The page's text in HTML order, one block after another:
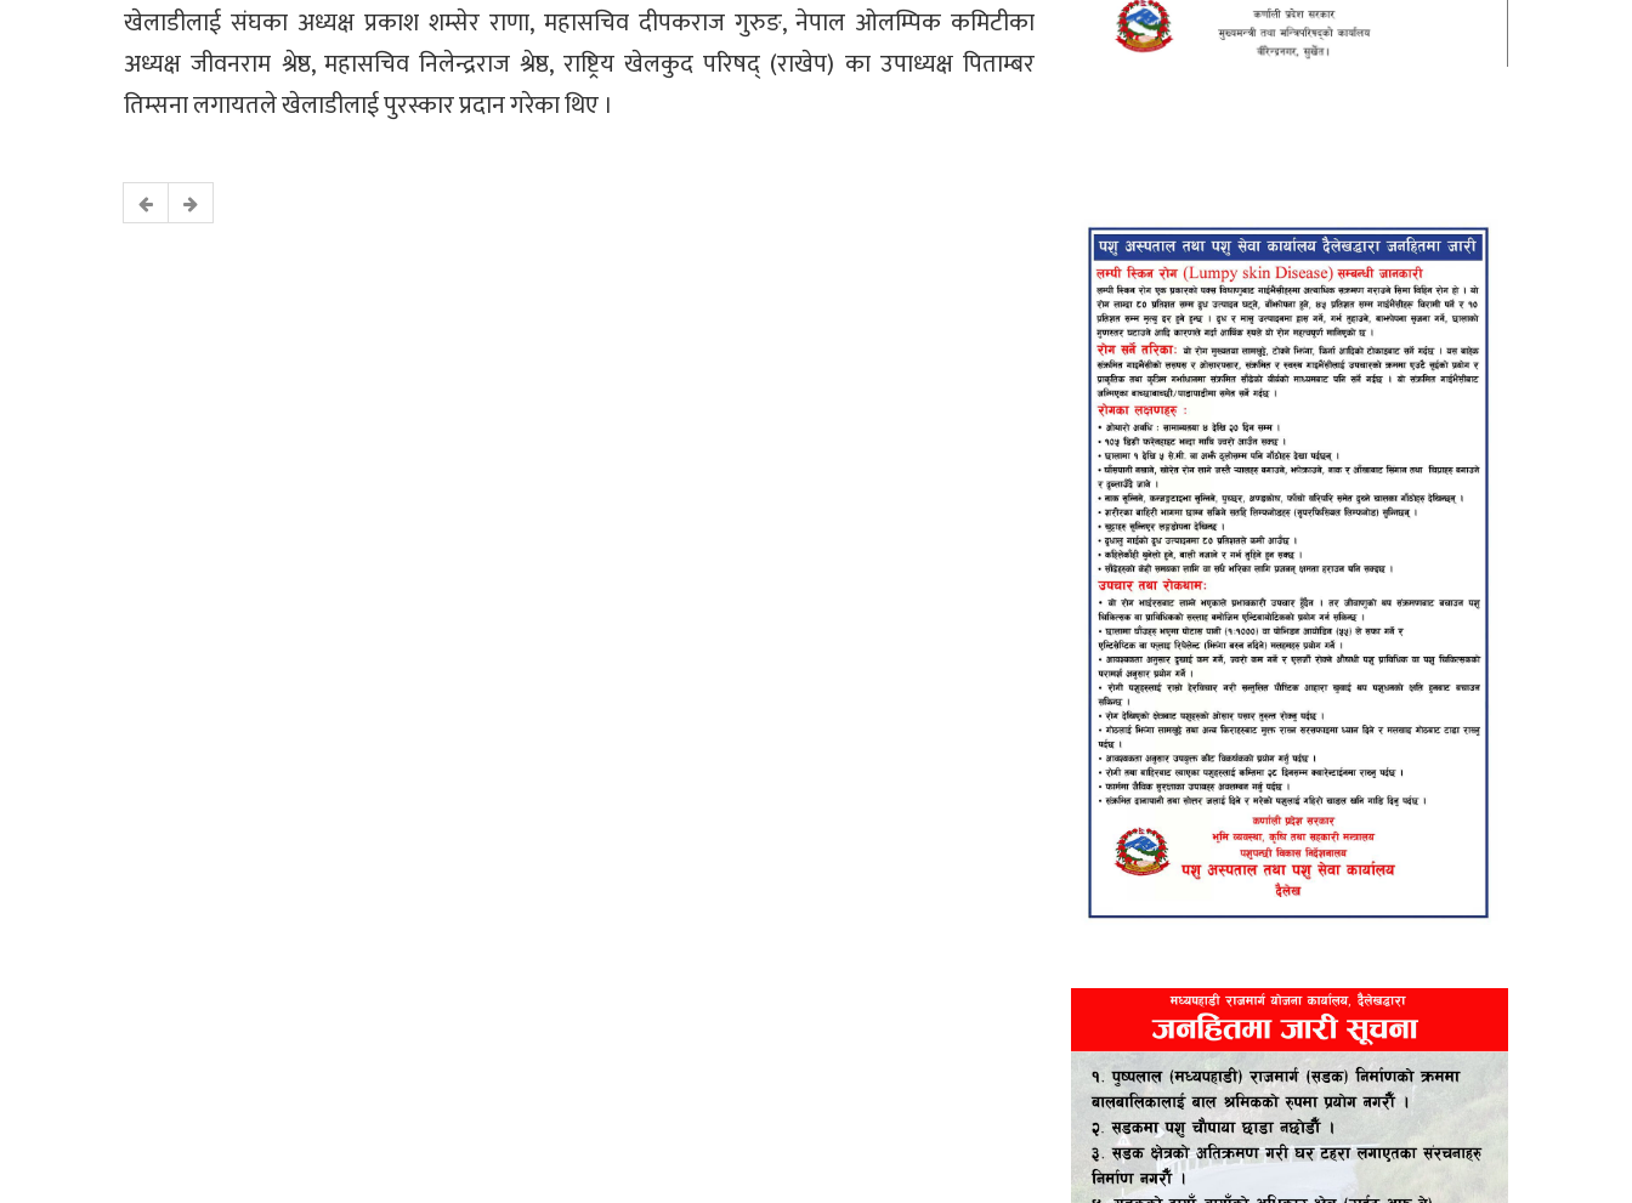
खेलाडीलाई संघका अध्यक्ष प्रकाश शम्सेर राणा, महासचिव दीपकराज गुरुङ, नेपाल ओलम्पिक कमिटीका
अध्यक्ष जीवनराम श्रेष्ठ, महासचिव निलेन्द्रराज श्रेष्ठ, राष्ट्रिय खेलकुद परिषद् (राखेप) का उपाध्यक्ष पिताम्बर
तिम्सना लगायतले खेलाडीलाई पुरस्कार प्रदान गरेका थिए ।